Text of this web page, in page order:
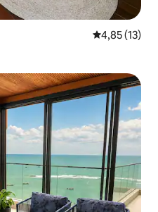
4,85 ud af 5
4,85 (13)